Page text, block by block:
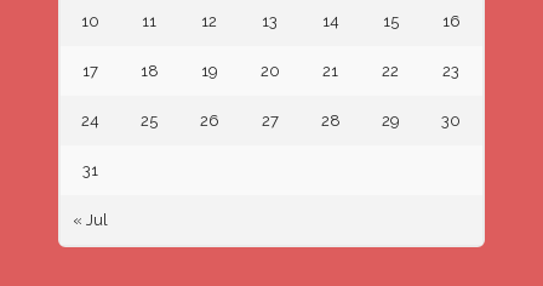
« Jul
10 11 12 13 14 15 16
17 18 19 20 21 22 23
24 25 26 27 28 29 30
31